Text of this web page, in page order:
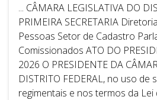
... CÂMARA LEGISLATIVA DO
PRIMEIRA SECRETARIA
Pessoas Setor de Cadastro
Comissionados ATO DO
2026 O PRESIDENTE DA
DISTRITO FEDERAL, no uso de
regimentais e nos termos da Lei